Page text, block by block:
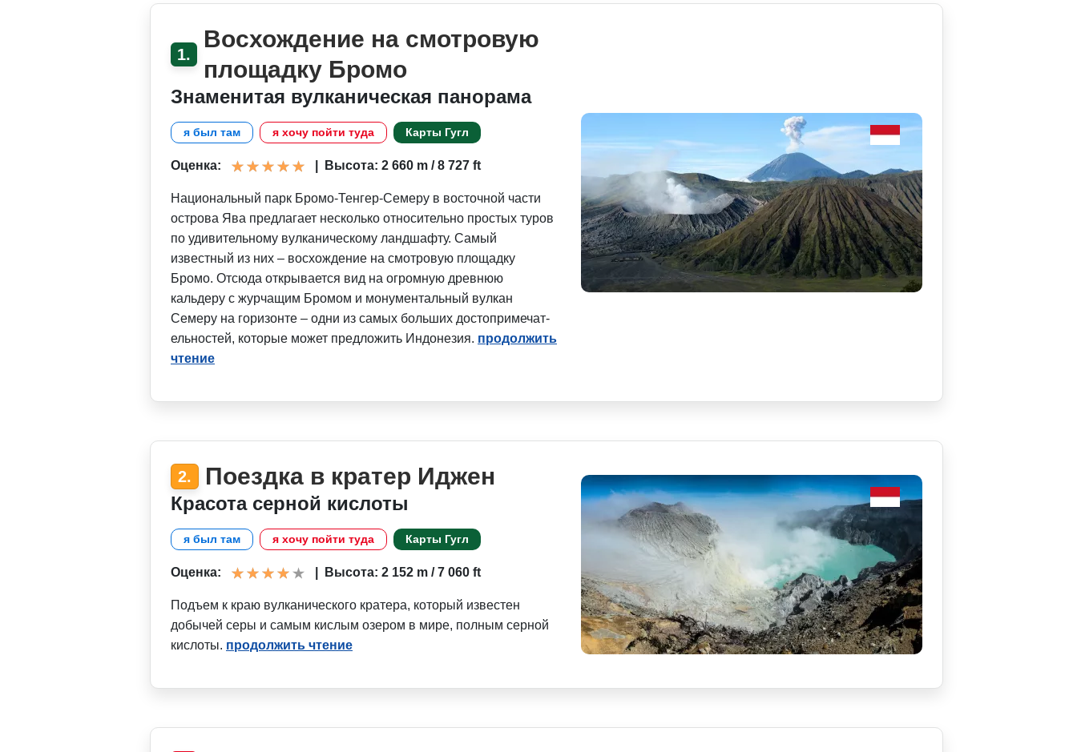
1.
Восхождение на смотровую
площадку Бромо
Знаменитая вулканическая панорама
я был там я хочу пойти туда Карты Гугл
Оценка: Высота: 2 660 m / 8 727 ft
Национальный парк Бромо-Тенгер-Семеру в восточной части
острова Ява предлагает несколько относительно простых туров
по удивительному вулканическому ландшафту. Самый
известный из них – восхождение на смотровую площадку
Бромо. Отсюда открывается вид на огромную древнюю
кальдеру с журчащим Бромом и монументальный вулкан
Семеру на горизонте – одни из самых больших достопримечат­
ельностей, которые может предложить Индонезия. продолжить
чтение
2. Поездка в кратер Иджен
Красота серной кислоты
я был там я хочу пойти туда Карты Гугл
Оценка: Высота: 2 152 m / 7 060 ft
Подъем к краю вулканического кратера, который известен
добычей серы и самым кислым озером в мире, полным серной
кислоты. продолжить чтение